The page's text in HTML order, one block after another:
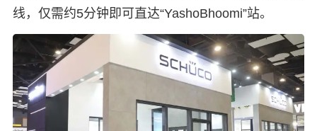
线，仅需约5分钟即可直达“YashoBhoomi”站。